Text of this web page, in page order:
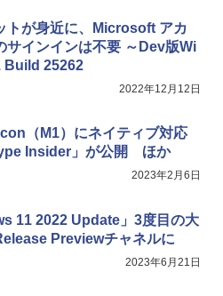
トが身近に、Microsoft アカ
サインインは不要 ～Dev版Wi
Build 25262
2022年12月12日
（M1）にネイティブ対応
Insider」が公開 ほか
2023年2月6日
11 2022 Update」3度目の大
Previewチャネルに
2023年6月21日